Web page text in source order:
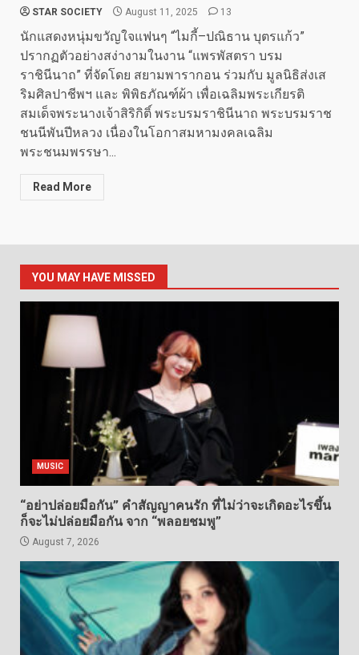
STAR SOCIETY August 11, 2025 13
นักแสดงหนุ่มขวัญใจแฟนๆ “ไมกี้–ปณิธาน บุตรแก้ว”
ปรากฏตัวอย่างสง่างามในงาน “แพรพัสตรา บรม
ราชินีนาถ” ที่จัดโดย สยามพารากอน ร่วมกับ มูลนิธิส่งเส
ริมศิลปาชีพฯ และ พิพิธภัณฑ์ผ้า เพื่อเฉลิมพระเกียรติ
สมเด็จพระนางเจ้าสิริกิติ์ พระบรมราชินีนาถ พระบรมราช
ชนนีพันปีหลวง เนื่องในโอกาสมหามงคลเฉลิม
พระชนมพรรษา...
Read More
YOU MAY HAVE MISSED
MUSIC
“อย่าปล่อยมือกัน” คำสัญญาคนรัก ที่ไม่ว่าจะเกิดอะไรขึ้น
ก็จะไม่ปล่อยมือกัน จาก “พลอยชมพู”
August 7, 2026